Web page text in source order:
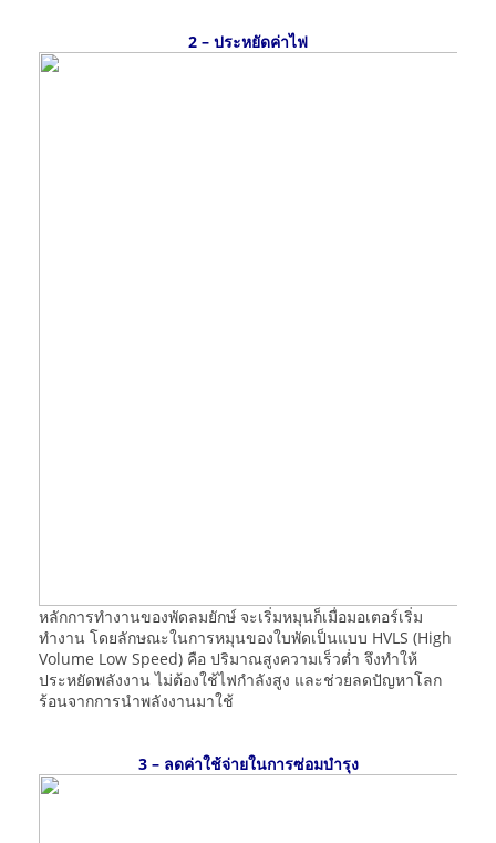
2 – ประหยัดค่าไฟ
หลักการทำงานของพัดลมยักษ์ จะเริ่มหมุนก็เมื่อมอเตอร์เริ่ม
ทำงาน โดยลักษณะในการหมุนของใบพัดเป็นแบบ HVLS (High
Volume Low Speed) คือ ปริมาณสูงความเร็วต่ำ จึงทำให้
ประหยัดพลังงาน ไม่ต้องใช้ไฟกำลังสูง และช่วยลดปัญหาโลก
ร้อนจากการนำพลังงานมาใช้
3 – ลดค่าใช้จ่ายในการซ่อมบำรุง